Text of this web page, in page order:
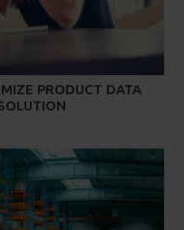
PRODUCT DATA